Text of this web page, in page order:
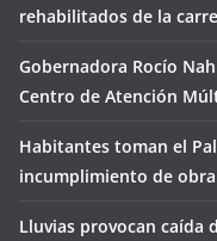
rehabilitados de la
Gobernadora Rocío
Centro de Atención
Habitantes toman el
incumplimiento de
Lluvias provocan caída